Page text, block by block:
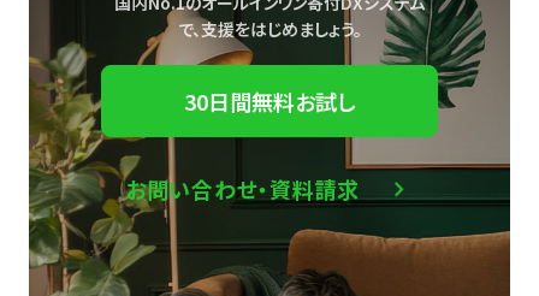
で、支援をはじめましょう。
30日間無料お試し
お問い合わせ・資料請求